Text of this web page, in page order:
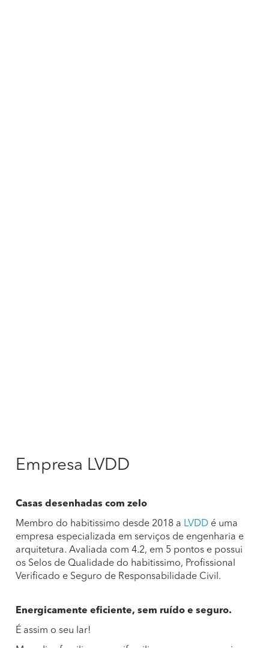
Empresa LVDD
Casas desenhadas com zelo
Membro do habitissimo desde 2018 a LVDD é uma
empresa especializada em serviços de engenharia e
arquitetura. Avaliada com 4.2, em 5 pontos e possui
os Selos de Qualidade do habitissimo, Profissional
Verificado e Seguro de Responsabilidade Civil.
Energicamente eficiente, sem ruído e seguro.
É assim o seu lar!